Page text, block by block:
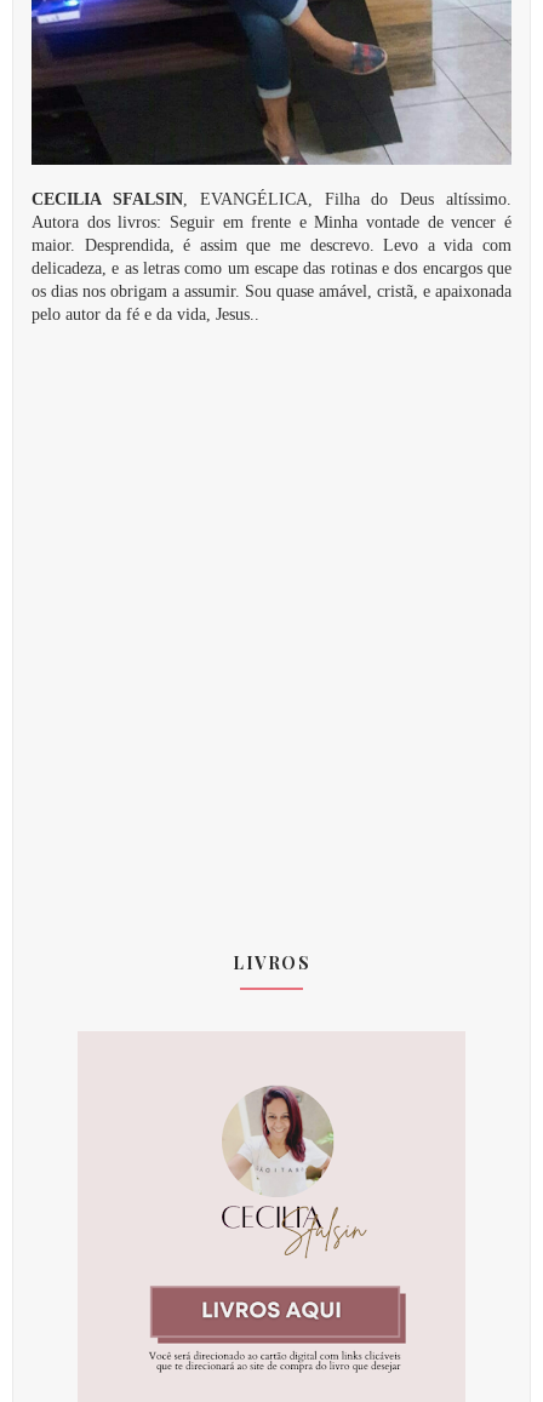
CECILIA SFALSIN, EVANGÉLICA, Filha do Deus altíssimo.
Autora dos livros: Seguir em frente e Minha vontade de vencer é
maior. Desprendida, é assim que me descrevo. Levo a vida com
delicadeza, e as letras como um escape das rotinas e dos encargos que
os dias nos obrigam a assumir. Sou quase amável, cristã, e apaixonada
pelo autor da fé e da vida, Jesus..
LIVROS